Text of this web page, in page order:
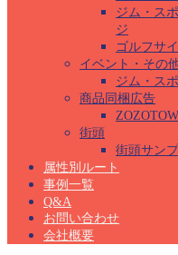
ジム・ス
ジ
ゴルフサ
イベント・その
ジム・ス
商品同梱広告
街頭
街頭サン
属性別ルート
事例一覧
Q&A
お問い合わせ
会社概要